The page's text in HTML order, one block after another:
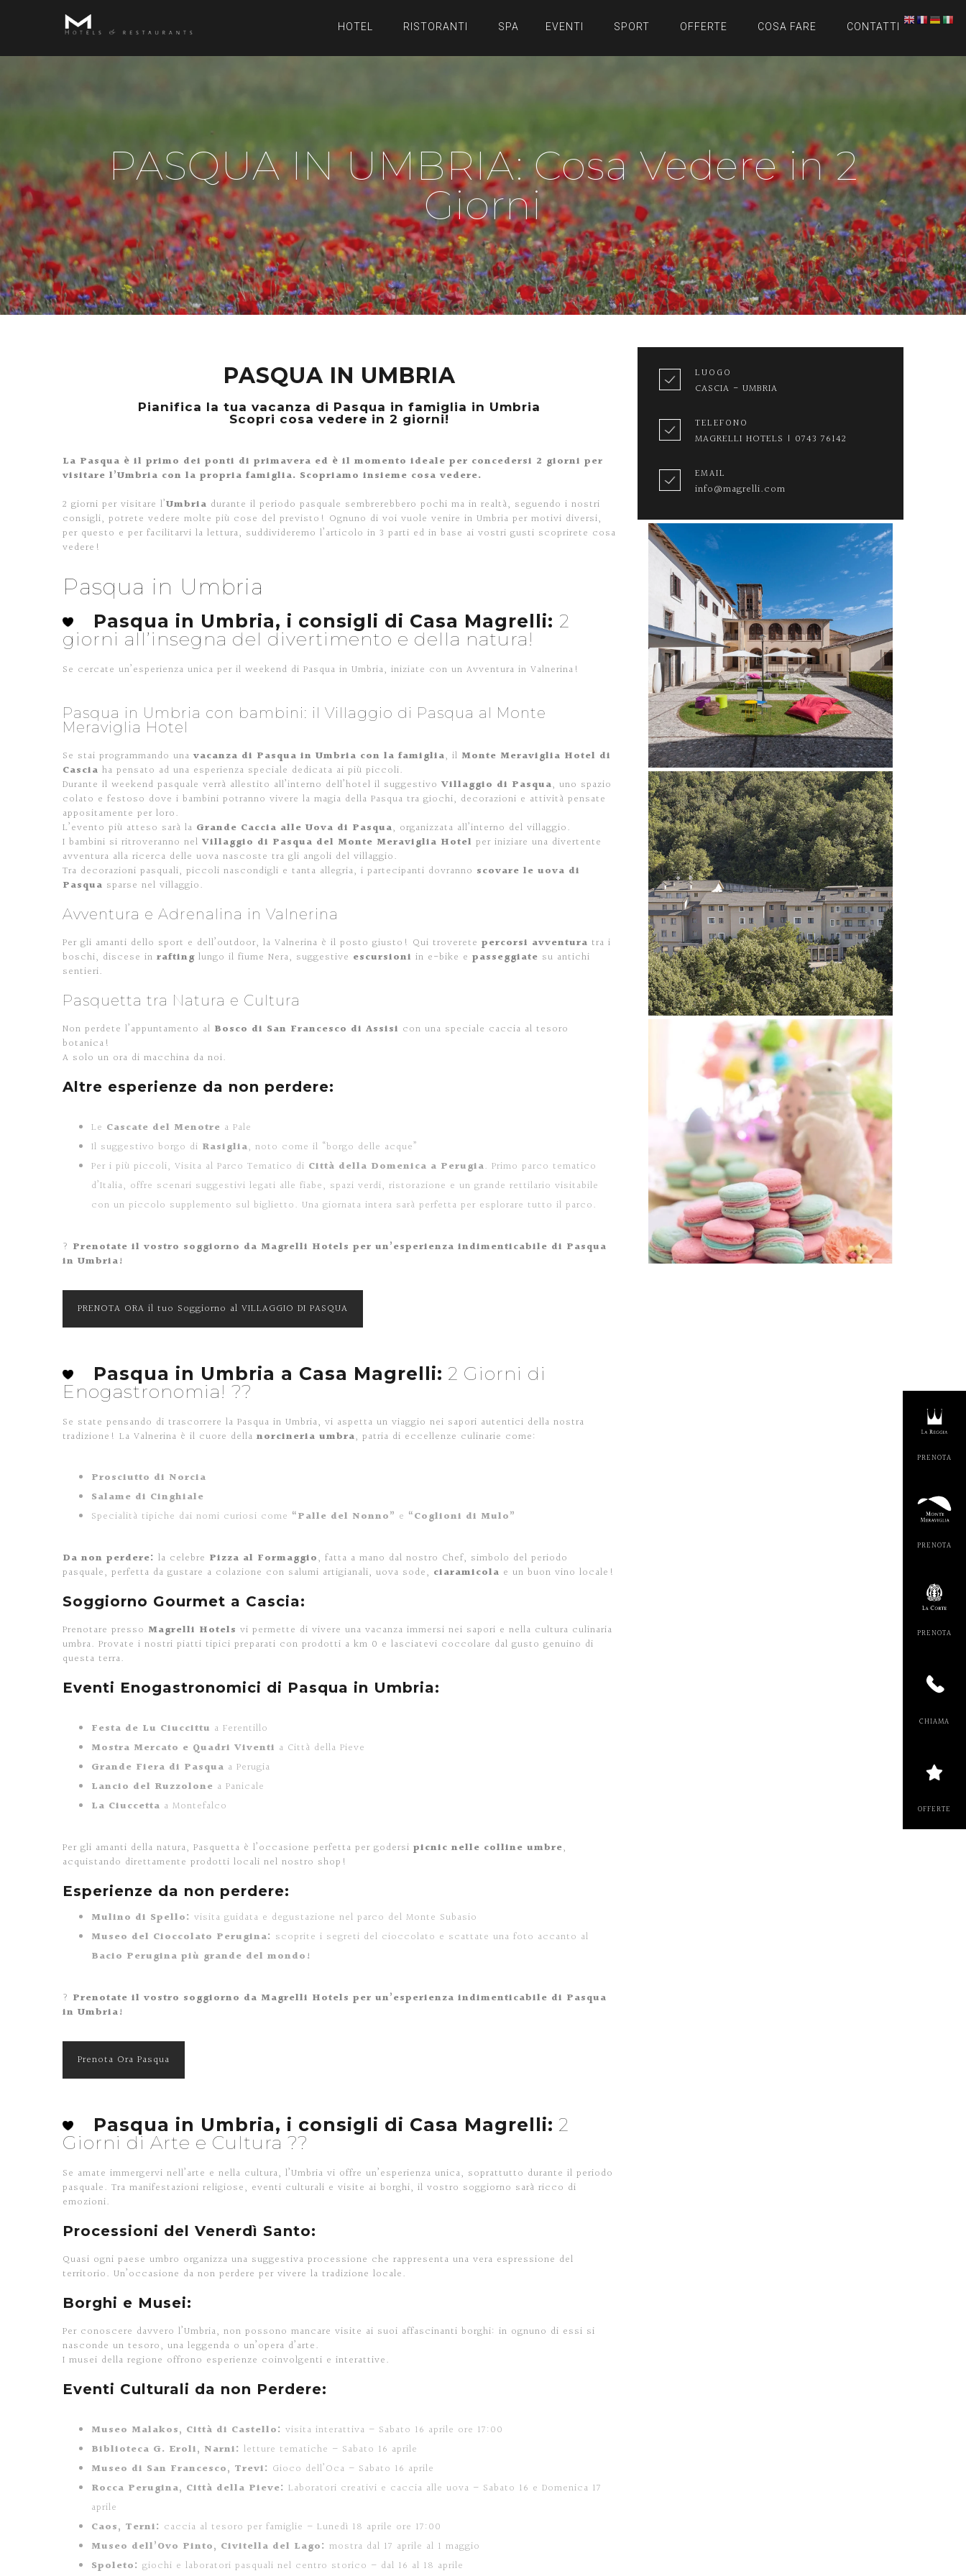
HOTEL RISTORANTI SPA EVENTI SPORT OFFERTE COSA FARE CONTATTI
PASQUA IN UMBRIA: Cosa Vedere in 2
Giorni
PASQUA IN UMBRIA
Pianifica la tua vacanza di Pasqua in famiglia in Umbria
Scopri cosa vedere in 2 giorni!
La Pasqua è il primo dei ponti di primavera ed è il momento ideale per concedersi 2 giorni per
visitare l’Umbria con la propria famiglia. Scopriamo insieme cosa vedere.
2 giorni per visitare l’Umbria durante il periodo pasquale sembrerebbero pochi ma in realtà, seguendo i nostri
consigli, potrete vedere molte più cose del previsto! Ognuno di voi vuole venire in Umbria per motivi diversi,
per questo e per facilitarvi la lettura, suddivideremo l’articolo in 3 parti ed in base ai vostri gusti scoprirete cosa
vedere!
Pasqua in Umbria
Pasqua in Umbria, i consigli di Casa Magrelli: 2
giorni all’insegna del divertimento e della natura!
Se cercate un’esperienza unica per il weekend di Pasqua in Umbria, iniziate con un Avventura in Valnerina!
Pasqua in Umbria con bambini: il Villaggio di Pasqua al Monte
Meraviglia Hotel
Se stai programmando una vacanza di Pasqua in Umbria con la famiglia, il Monte Meraviglia Hotel di
Cascia ha pensato ad una esperienza speciale dedicata ai più piccoli.
Durante il weekend pasquale verrà allestito all’interno dell’hotel il suggestivo Villaggio di Pasqua, uno spazio
colato e festoso dove i bambini potranno vivere la magia della Pasqua tra giochi, decorazioni e attività pensate
appositamente per loro.
L’evento più atteso sarà la Grande Caccia alle Uova di Pasqua, organizzata all’interno del villaggio.
I bambini si ritroveranno nel Villaggio di Pasqua del Monte Meraviglia Hotel per iniziare una divertente
avventura alla ricerca delle uova nascoste tra gli angoli del villaggio.
Tra decorazioni pasquali, piccoli nascondigli e tanta allegria, i partecipanti dovranno scovare le uova di
Pasqua sparse nel villaggio.
Avventura e Adrenalina in Valnerina
Per gli amanti dello sport e dell’outdoor, la Valnerina è il posto giusto! Qui troverete percorsi avventura tra i
boschi, discese in rafting lungo il fiume Nera, suggestive escursioni in e-bike e passeggiate su antichi
sentieri.
Pasquetta tra Natura e Cultura
Non perdete l’appuntamento al Bosco di San Francesco di Assisi con una speciale caccia al tesoro
botanica!
A solo un ora di macchina da noi.
Altre esperienze da non perdere:
Le Cascate del Menotre a Pale
Il suggestivo borgo di Rasiglia, noto come il “borgo delle acque”
Per i più piccoli, Visita al Parco Tematico di Città della Domenica a Perugia. Primo parco tematico
d’Italia, offre scenari suggestivi legati alle fiabe, spazi verdi, ristorazione e un grande rettilario visitabile
con un piccolo supplemento sul biglietto. Una giornata intera sarà perfetta per esplorare tutto il parco.
? Prenotate il vostro soggiorno da Magrelli Hotels per un’esperienza indimenticabile di Pasqua
in Umbria!
PRENOTA ORA il tuo Soggiorno al VILLAGGIO DI PASQUA
Pasqua in Umbria a Casa Magrelli: 2 Giorni di
Enogastronomia! ??
Se state pensando di trascorrere la Pasqua in Umbria, vi aspetta un viaggio nei sapori autentici della nostra
tradizione! La Valnerina è il cuore della norcineria umbra, patria di eccellenze culinarie come:
Prosciutto di Norcia
Salame di Cinghiale
Specialità tipiche dai nomi curiosi come “Palle del Nonno” e “Coglioni di Mulo”
Da non perdere: la celebre Pizza al Formaggio, fatta a mano dal nostro Chef, simbolo del periodo
pasquale, perfetta da gustare a colazione con salumi artigianali, uova sode, ciaramicola e un buon vino locale!
Soggiorno Gourmet a Cascia:
Prenotare presso Magrelli Hotels vi permette di vivere una vacanza immersi nei sapori e nella cultura culinaria
umbra. Provate i nostri piatti tipici preparati con prodotti a km 0 e lasciatevi coccolare dal gusto genuino di
questa terra.
Eventi Enogastronomici di Pasqua in Umbria:
Festa de Lu Ciuccittu a Ferentillo
Mostra Mercato e Quadri Viventi a Città della Pieve
Grande Fiera di Pasqua a Perugia
Lancio del Ruzzolone a Panicale
La Ciuccetta a Montefalco
Per gli amanti della natura, Pasquetta è l’occasione perfetta per godersi picnic nelle colline umbre,
acquistando direttamente prodotti locali nel nostro shop!
Esperienze da non perdere:
Mulino di Spello: visita guidata e degustazione nel parco del Monte Subasio
Museo del Cioccolato Perugina: scoprite i segreti del cioccolato e scattate una foto accanto al
Bacio Perugina più grande del mondo!
? Prenotate il vostro soggiorno da Magrelli Hotels per un’esperienza indimenticabile di Pasqua
in Umbria!
Prenota Ora Pasqua
Pasqua in Umbria, i consigli di Casa Magrelli: 2
Giorni di Arte e Cultura ??️
Se amate immergervi nell’arte e nella cultura, l’Umbria vi offre un’esperienza unica, soprattutto durante il periodo
pasquale. Tra manifestazioni religiose, eventi culturali e visite ai borghi, il vostro soggiorno sarà ricco di
emozioni.
Processioni del Venerdì Santo:
Quasi ogni paese umbro organizza una suggestiva processione che rappresenta una vera espressione del
territorio. Un’occasione da non perdere per vivere la tradizione locale.
Borghi e Musei:
Per conoscere davvero l’Umbria, non possono mancare visite ai suoi affascinanti borghi: in ognuno di essi si
nasconde un tesoro, una leggenda o un’opera d’arte.
I musei della regione offrono esperienze coinvolgenti e interattive.
Eventi Culturali da non Perdere:
Museo Malakos, Città di Castello: visita interattiva – Sabato 16 aprile ore 17:00
Biblioteca G. Eroli, Narni: letture tematiche – Sabato 16 aprile
Museo di San Francesco, Trevi: Gioco dell’Oca – Sabato 16 aprile
Rocca Perugina, Città della Pieve: Laboratori creativi e caccia alle uova – Sabato 16 e Domenica 17
aprile
Caos, Terni: caccia al tesoro per famiglie – Lunedì 18 aprile ore 17:00
Museo dell’Ovo Pinto, Civitella del Lago: mostra dal 17 aprile al 1 maggio
Spoleto: giochi e laboratori pasquali nel centro storico – dal 16 al 18 aprile
LUOGO
CASCIA - UMBRIA
TELEFONO
MAGRELLI HOTELS | 0743 76142
EMAIL
info@magrelli.com